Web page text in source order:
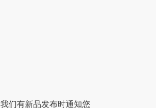
们有新品发布时通知您